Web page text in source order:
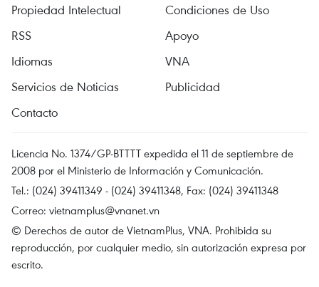
Propiedad Intelectual
Condiciones de Uso
RSS
Apoyo
Idiomas
VNA
Servicios de Noticias
Publicidad
Contacto
Licencia No. 1374/GP-BTTTT expedida el 11 de septiembre de
2008 por el Ministerio de Información y Comunicación.
Tel.: (024) 39411349 - (024) 39411348, Fax: (024) 39411348
Correo: vietnamplus@vnanet.vn
© Derechos de autor de VietnamPlus, VNA. Prohibida su
reproducción, por cualquier medio, sin autorización expresa por
escrito.